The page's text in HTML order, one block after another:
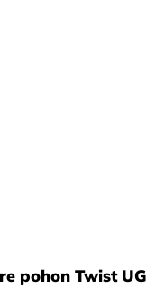
pohon Twist